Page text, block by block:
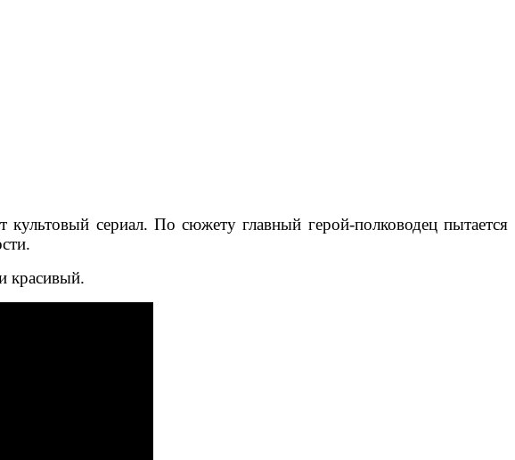
сериал. По сюжету главный герой-полководец пытается
красивый.